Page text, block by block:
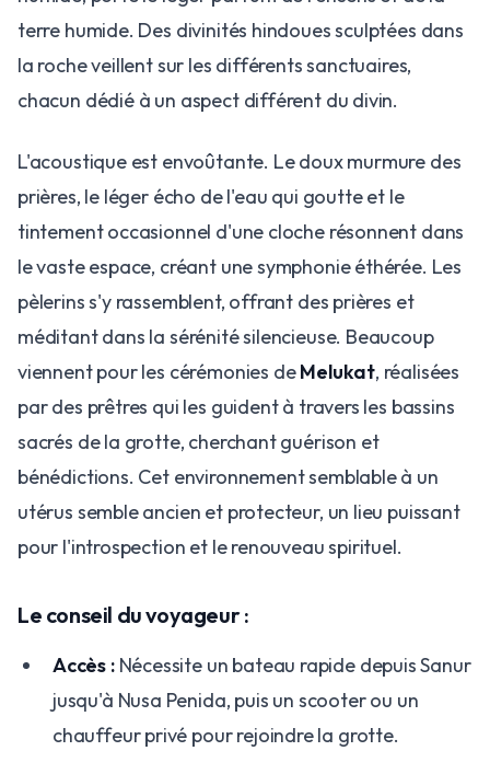
terre humide. Des divinités hindoues sculptées dans
la roche veillent sur les différents sanctuaires,
chacun dédié à un aspect différent du divin.
​L'acoustique est envoûtante. Le doux murmure des
prières, le léger écho de l'eau qui goutte et le
tintement occasionnel d'une cloche résonnent dans
le vaste espace, créant une symphonie éthérée. Les
pèlerins s'y rassemblent, offrant des prières et
méditant dans la sérénité silencieuse. Beaucoup
viennent pour les cérémonies deMelukat, réalisées
par des prêtres qui les guident à travers les bassins
sacrés de la grotte, cherchant guérison et
bénédictions. Cet environnement semblable à un
utérus semble ancien et protecteur, un lieu puissant
pour l'introspection et le renouveau spirituel.
Le conseil du voyageur :
Accès :Nécessite un bateau rapide depuis Sanur
jusqu'à Nusa Penida, puis un scooter ou un
chauffeur privé pour rejoindre la grotte.